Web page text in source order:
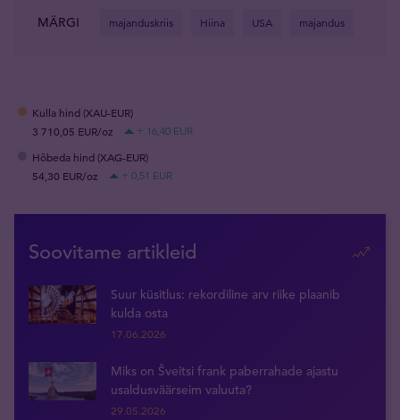
MÄRGI majanduskriis Hiina USA majandus
Kulla hind (XAU-EUR)
3 710,05 EUR/oz
+ 16,40 EUR
Hõbeda hind (XAG-EUR)
54,30 EUR/oz
+ 0,51 EUR
Soovitame artikleid
Suur küsitlus: rekordiline arv riike plaanib
kulda osta
17.06.2026
Miks on Šveitsi frank paberrahade ajastu
usaldusväärseim valuuta?
29.05.2026